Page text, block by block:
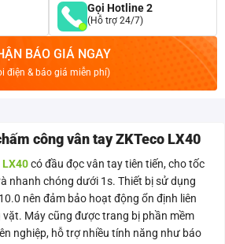
Gọi Hotline 2
(Hỗ trợ 24/7)
BÁO GIÁ NGAY
điện & báo giá miễn phí)
công vân tay ZKTeco LX40
LX40có đầu đọc vân tay tiên tiến, cho tốc
nhanh chóng dưới 1s. Thiết bị sử dụng
nên đảm bảo hoạt động ổn định liên
vặt. Máy cũng được trang bị phần mềm
nghiệp, hỗ trợ nhiều tính năng như báo